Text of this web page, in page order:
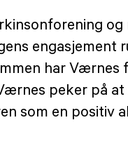
engasjement
har
peker på
som en positiv